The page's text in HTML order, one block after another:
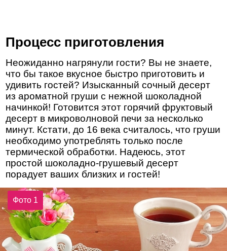
Процесс приготовления
Неожиданно нагрянули гости? Вы не знаете,
что бы такое вкусное быстро приготовить и
удивить гостей? Изысканный сочный десерт
из ароматной груши с нежной шоколадной
начинкой! Готовится этот горячий фруктовый
десерт в микроволновой печи за несколько
минут. Кстати, до 16 века считалось, что груши
необходимо употреблять только после
термической обработки. Надеюсь, этот
простой шоколадно-грушевый десерт
порадует ваших близких и гостей!
Фото 1